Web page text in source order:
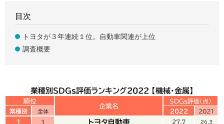
目次
トヨタが３年連続１位。自動車関連が上位
調査概要